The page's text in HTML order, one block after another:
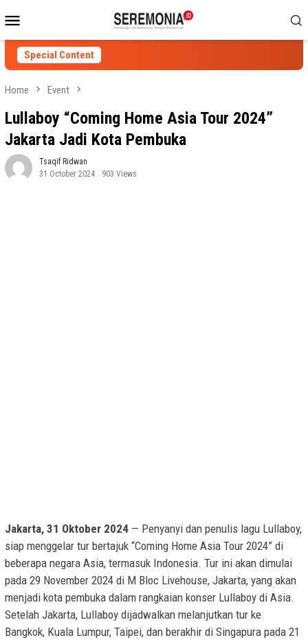
to
contentMenu
Special Content
Home Event
Lullaboy “Coming Home Asia Tour 2024”
Jakarta Jadi Kota Pembuka
Tsaqif Ridwan
31 October 2024
903 Views
Jakarta, 31 Oktober 2024 — Penyanyi dan penulis lagu Lullaboy,
siap menggelar tur bertajuk “Coming Home Asia Tour 2024” di
beberapa negara Asia, termasuk Indonesia. Tur ini akan dimulai
pada 29 November 2024 di M Bloc Livehouse, Jakarta, yang akan
menjadi kota pembuka dalam rangkaian konser Lullaboy di Asia.
Setelah Jakarta, Lullaboy dijadwalkan melanjutkan tur ke
Bangkok, Kuala Lumpur, Taipei, dan berakhir di Singapura pada 21